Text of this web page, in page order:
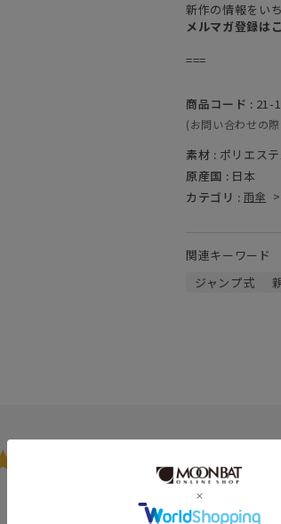
新作の情報をい
メルマガ登録は
===
商品コード : 21-
(お問い合わせの
素材 : ポリエス
原産国 : 日本
カテゴリ : 雨傘 >
関連キーワード
ジャンプ式
★ 4
★2